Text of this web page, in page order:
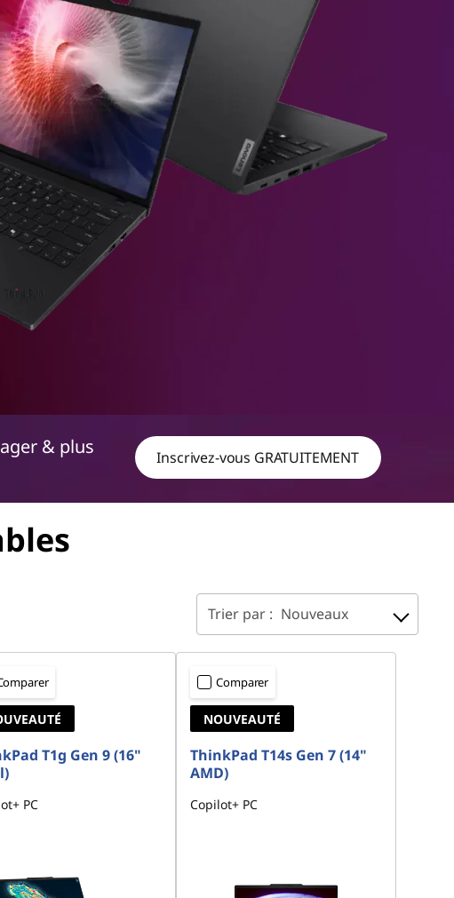
& plus
Inscrivez-vous GRATUITEMENT
Trier par : Nouveaux
T1g Gen 9 (16"
PC
Comparer
NOUVEAUTÉ
ThinkPad T14s Gen 7 (14"
AMD)
Copilot+ PC